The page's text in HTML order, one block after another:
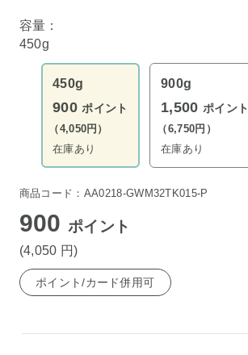
容量：
450g
450g
900ポイント
（4,050円）
在庫あり
900g
1,500ポイント
（6,750円）
在庫あり
商品コード：AA0218-GWM32TK015-P
900 ポイント
(4,050 円)
ポイント/カード併用可